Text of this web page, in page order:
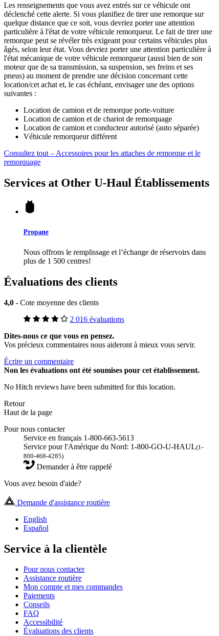
Les renseignements que vous avez entrés sur ce véhicule ont
déclenché cette alerte. Si vous planifiez de tirer une remorque sur
quelque distance que ce soit, vous devriez porter une attention
particulière à l'état de votre véhicule remorqueur. Le fait de tirer une
remorque peut se révéler très exigeant pour certains véhicules plus
âgés, selon leur état. Vous devriez porter une attention particulière à
l'état mécanique de votre véhicule remorqueur (aussi bien de son
moteur que de sa transmission, sa suspension, ses freins et ses
pneus) au moment de prendre une décision concernant cette
location/cet achat et, le cas échéant, envisager une des options
suivantes :
Location de camion et de remorque porte-voiture
Location de camion et de chariot de remorquage
Location de camion et conducteur autorisé (auto séparée)
Véhicule remorqueur différent
Consultez tout – Accessoires pour les attaches de remorque et le
remorquage
Services at Other U-Haul Établissements
Propane
Nous offrons le remplissage et l’échange de réservoirs dans
plus de 1 500 centres!
Évaluations des clients
4,0 - Cote moyenne des clients
2 016 évaluations
Dites-nous ce que vous en pensez.
Vos précieux commentaires nous aideront à mieux vous servir.
Écrire un commentaire
Non les évaluations ont été soumises pour cet établissement.
No Hitch reviews have been submitted for this location.
Retour
Haut de la page
Pour nous contacter
Service en français 1-800-663-5613
Service pour l'Amérique du Nord: 1-800-GO-U-HAUL(1-
800-468-4285)
Demander à être rappelé
Vous avez besoin d'aide?
Demande d'assistance routière
English
Español
Service à la clientèle
Pour nous contacter
Assistance routière
Mon compte et mes commandes
Paiements
Conseils
FAQ
Accessibilité
Évaluations des clients